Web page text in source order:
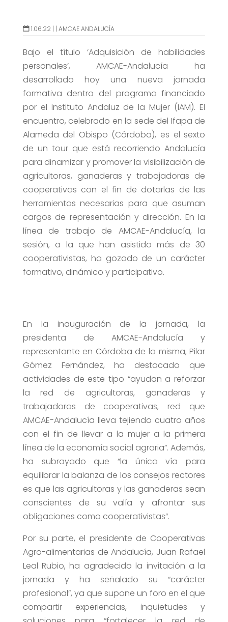
1.06.22 | | AMCAE ANDALUCÍA
Bajo el título ‘Adquisición de habilidades
personales’, AMCAE-Andalucía ha
desarrollado hoy una nueva jornada
formativa dentro del programa financiado
por el Instituto Andaluz de la Mujer (IAM). El
encuentro, celebrado en la sede del Ifapa de
Alameda del Obispo (Córdoba), es el sexto
de un tour que está recorriendo Andalucía
para dinamizar y promover la visibilización de
agricultoras, ganaderas y trabajadoras de
cooperativas con el fin de dotarlas de las
herramientas necesarias para que asuman
cargos de representación y dirección. En la
línea de trabajo de AMCAE-Andalucía, la
sesión, a la que han asistido más de 30
cooperativistas, ha gozado de un carácter
formativo, dinámico y participativo.
En la inauguración de la jornada, la
presidenta de AMCAE-Andalucía y
representante en Córdoba de la misma, Pilar
Gómez Fernández, ha destacado que
actividades de este tipo “ayudan a reforzar
la red de agricultoras, ganaderas y
trabajadoras de cooperativas, red que
AMCAE-Andalucía lleva tejiendo cuatro años
con el fin de llevar a la mujer a la primera
línea de la economía social agraria”. Además,
ha subrayado que “la única vía para
equilibrar la balanza de los consejos rectores
es que las agricultoras y las ganaderas sean
conscientes de su valía y afrontar sus
obligaciones como cooperativistas”.
Por su parte, el presidente de Cooperativas
Agro-alimentarias de Andalucía, Juan Rafael
Leal Rubio, ha agradecido la invitación a la
jornada y ha señalado su “carácter
profesional”, ya que supone un foro en el que
compartir experiencias, inquietudes y